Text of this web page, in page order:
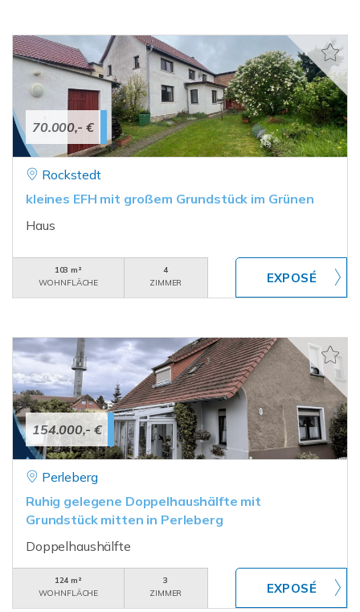
70.000,- €
Rockstedt
kleines EFH mit großem Grundstück im Grünen
Haus
103 m²
WOHNFLÄCHE
4
ZIMMER
154.000,- €
Perleberg
Ruhig gelegene Doppelhaushälfte mit
Grundstück mitten in Perleberg
Doppelhaushälfte
124 m²
WOHNFLÄCHE
3
ZIMMER